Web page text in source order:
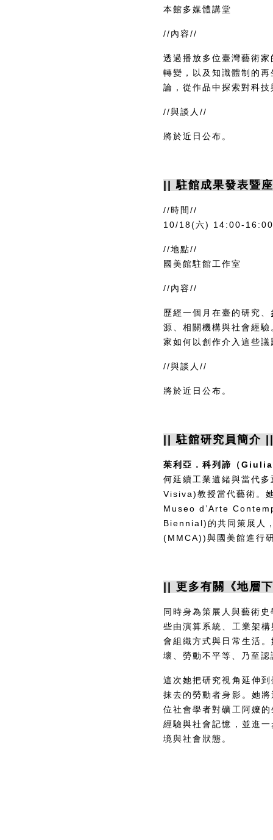
本館多媒體講堂
//內容//
透過播放多位臺灣藝術
轉變，以及知識體制的
論，從作品中探索對科
//與談人//
將於近日公布。
|| 駐館成果發表暨
//時間//
10/18(六) 14:00-16:00
//地點//
國美館駐館工作室
//內容//
歷經一個月在臺的研究
源、相關機構與社會經
家如何以創作介入這些
//與談人//
將於近日公布。
|| 駐館研究員簡介
茱利亞．科列諦（
何延續工業遺緒與當代
Visiva)教授當代藝術。
Museo d’Arte
Biennial)的共同策展人
(MMCA))與國美館進行
|| 更多有關《地層
同時身為策展人與藝術
些由演算系統、工業架
會組織方式與日常生活
壞、勞動不平等、乃至
這次她把研究視角延伸
抹去的勞動者身影。她
位社會學者對礦工阿嬤
經驗與社會記憶，並進
境與社會狀態。